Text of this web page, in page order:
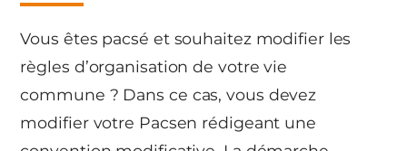
Vous êtes pacsé et souhaitez modifier les
règles d’organisation de votre vie
commune ? Dans ce cas, vous devez
modifier votre Pacsen rédigeant une